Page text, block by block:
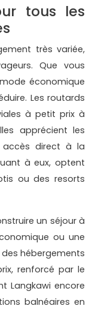
tous les
très variée,
Que vous
économique
Les routards
à petit prix à
apprécient les
direct à la
à eux, optent
ou des resorts
un séjour à
ou une
hébergements
renforcé par le
Langkawi encore
balnéaires en